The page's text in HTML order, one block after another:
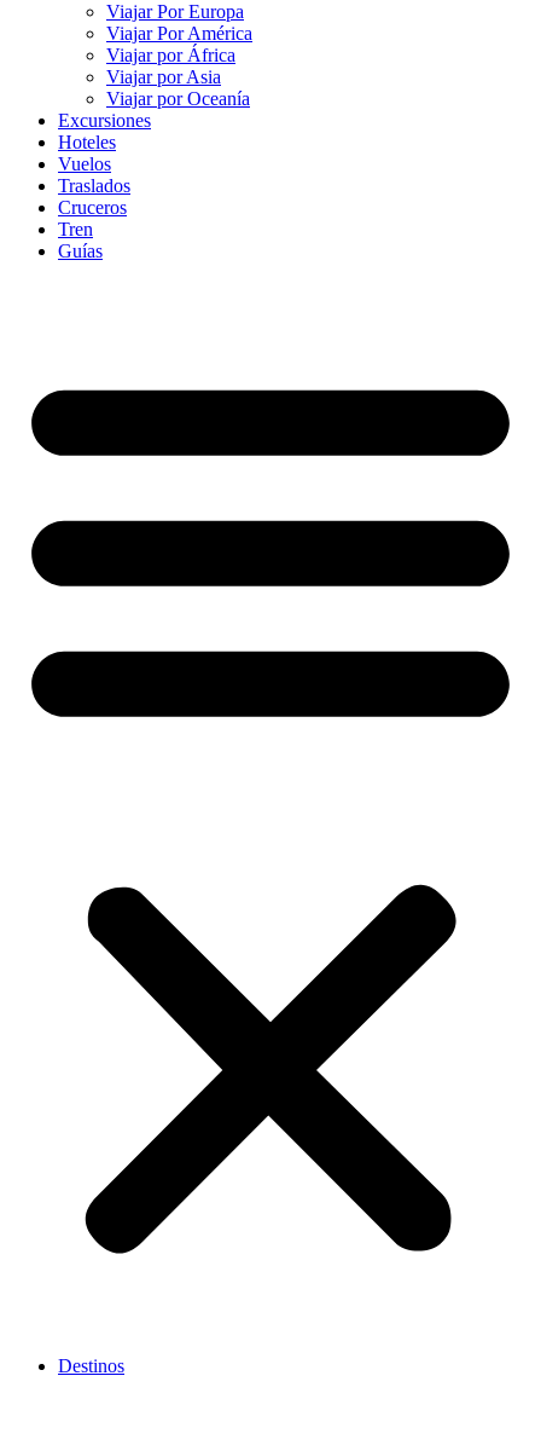
Viajar Por Europa
Viajar Por América
Viajar por África
Viajar por Asia
Viajar por Oceanía
Excursiones
Hoteles
Vuelos
Traslados
Cruceros
Tren
Guías
Destinos